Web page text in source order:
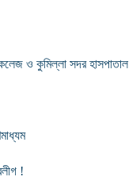
ও কুমিল্লা সদর হাসপাতাল
!